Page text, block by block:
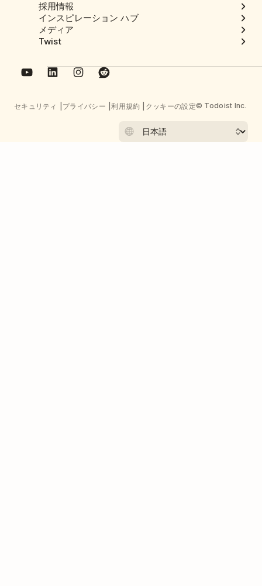
採用情報
インスピレーション ハブ
メディア
Twist
セキュリティ プライバシー 利用規約 クッキーの設定© Todoist Inc.